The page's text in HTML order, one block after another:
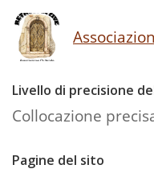
Livello di precisione
Collocazione
Pagine del sito